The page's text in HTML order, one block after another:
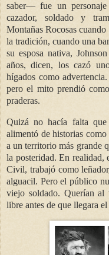
saber— fue un
cazador, soldado y
Montañas Rocosas
la tradición, cuando una
su esposa nativa,
años, dicen, los cazó
hígados como
pero el mito prendió
praderas.
Quizá no hacía falta
alimentó de historias como
a un territorio más grande
la posteridad. En realidad,
Civil, trabajó como
alguacil. Pero el público
viejo soldado. Querían al
libre antes de que llegara